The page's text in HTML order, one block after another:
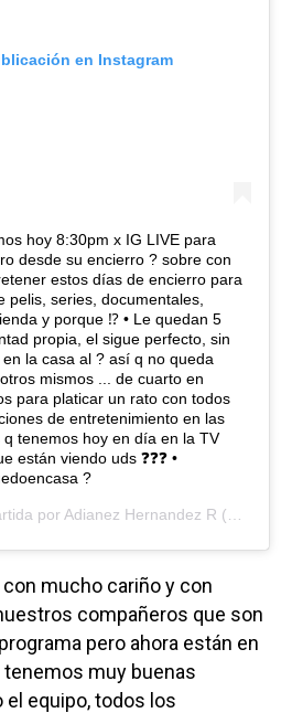
en Instagram
hoy 8:30pm x IG LIVE para
desde su encierro ? sobre con
estos días de encierro para
pelis, series, documentales,
y porque ⁉️ • Le quedan 5
propia, el sigue perfecto, sin
la casa al ? así q no queda
mismos ... de cuarto en
para platicar un rato con todos
de entretenimiento en las
tenemos hoy en día en la TV
están viendo uds ❓❓❓ •
?
por Adianez Hernandez R (@adianezhzr) el
mucho cariño y con
compañeros que son
pero ahora están en
muy buenas
equipo, todos los